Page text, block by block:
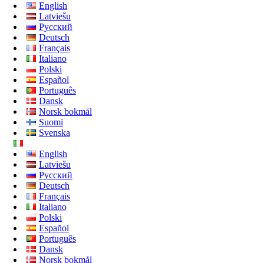
English
Latviešu
Русский
Deutsch
Français
Italiano
Polski
Español
Português
Dansk
Norsk bokmål
Suomi
Svenska
English
Latviešu
Русский
Deutsch
Français
Italiano
Polski
Español
Português
Dansk
Norsk bokmål